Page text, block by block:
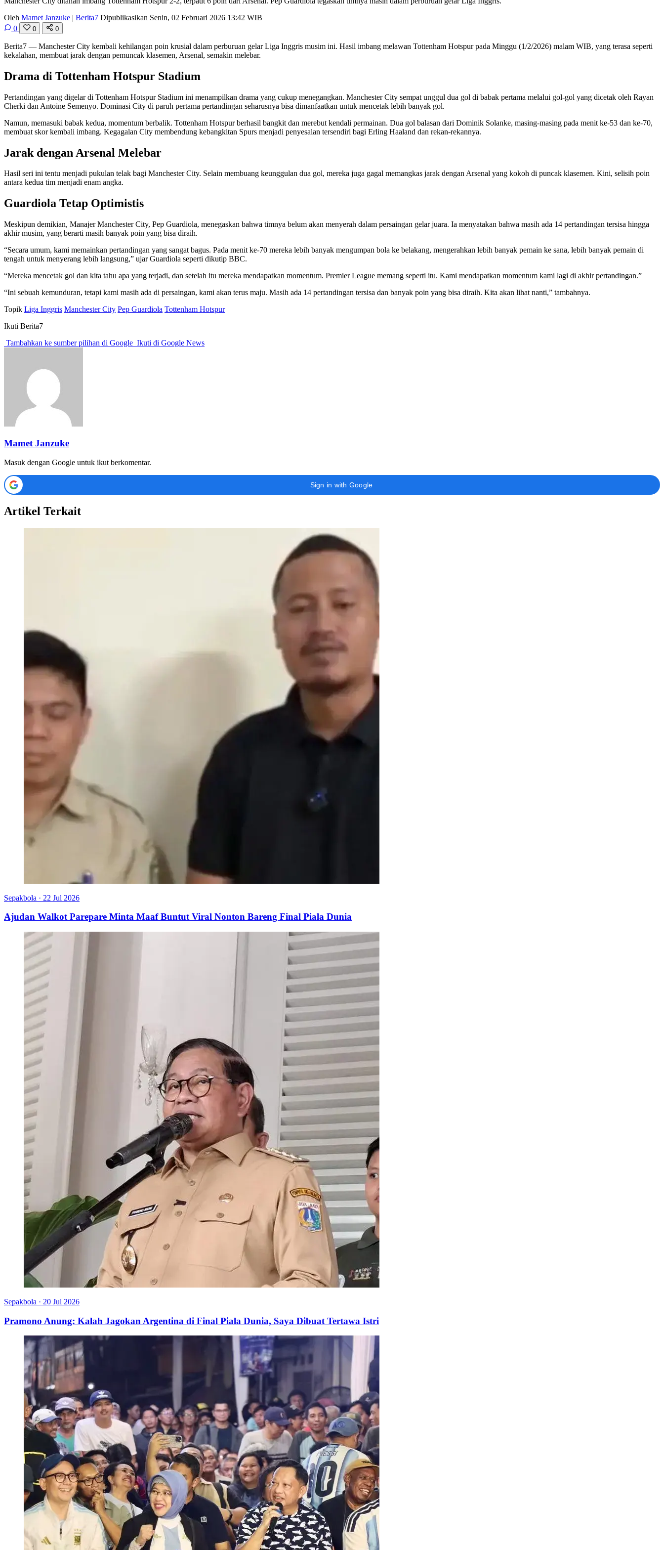
Oleh Mamet Janzuke | Berita7 Dipublikasikan Senin, 02 Februari 2026 13:42 WIB
0
0 0
Berita7 — Manchester City kembali kehilangan poin krusial dalam perburuan gelar Liga Inggris musim ini. Hasil imbang melawan Tottenham Hotspur pada Minggu (1/2/2026) malam WIB, yang terasa seperti
kekalahan, membuat jarak dengan pemuncak klasemen, Arsenal, semakin melebar.
Drama di Tottenham Hotspur Stadium
Pertandingan yang digelar di Tottenham Hotspur Stadium ini menampilkan drama yang cukup menegangkan. Manchester City sempat unggul dua gol di babak pertama melalui gol-gol yang dicetak oleh Rayan
Cherki dan Antoine Semenyo. Dominasi City di paruh pertama pertandingan seharusnya bisa dimanfaatkan untuk mencetak lebih banyak gol.
Namun, memasuki babak kedua, momentum berbalik. Tottenham Hotspur berhasil bangkit dan merebut kendali permainan. Dua gol balasan dari Dominik Solanke, masing-masing pada menit ke-53 dan ke-70,
membuat skor kembali imbang. Kegagalan City membendung kebangkitan Spurs menjadi penyesalan tersendiri bagi Erling Haaland dan rekan-rekannya.
Jarak dengan Arsenal Melebar
Hasil seri ini tentu menjadi pukulan telak bagi Manchester City. Selain membuang keunggulan dua gol, mereka juga gagal memangkas jarak dengan Arsenal yang kokoh di puncak klasemen. Kini, selisih poin
antara kedua tim menjadi enam angka.
Guardiola Tetap Optimistis
Meskipun demikian, Manajer Manchester City, Pep Guardiola, menegaskan bahwa timnya belum akan menyerah dalam persaingan gelar juara. Ia menyatakan bahwa masih ada 14 pertandingan tersisa hingga
akhir musim, yang berarti masih banyak poin yang bisa diraih.
“Secara umum, kami memainkan pertandingan yang sangat bagus. Pada menit ke-70 mereka lebih banyak mengumpan bola ke belakang, mengerahkan lebih banyak pemain ke sana, lebih banyak pemain di
tengah untuk menyerang lebih langsung,” ujar Guardiola seperti dikutip BBC.
“Mereka mencetak gol dan kita tahu apa yang terjadi, dan setelah itu mereka mendapatkan momentum. Premier League memang seperti itu. Kami mendapatkan momentum kami lagi di akhir pertandingan.”
“Ini sebuah kemunduran, tetapi kami masih ada di persaingan, kami akan terus maju. Masih ada 14 pertandingan tersisa dan banyak poin yang bisa diraih. Kita akan lihat nanti,” tambahnya.
Topik Liga Inggris Manchester City Pep Guardiola Tottenham Hotspur
Ikuti Berita7
Tambahkan ke sumber pilihan di Google Ikuti di Google News
Mamet Janzuke
Masuk dengan Google untuk ikut berkomentar.
Sign in with Google
Artikel Terkait
Sepakbola · 22 Jul 2026
Ajudan Walkot Parepare Minta Maaf Buntut Viral Nonton Bareng Final Piala Dunia
Sepakbola · 20 Jul 2026
Pramono Anung: Kalah Jagokan Argentina di Final Piala Dunia, Saya Dibuat Tertawa Istri